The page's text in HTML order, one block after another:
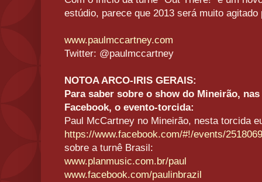
estúdio, parece que 2013 será muito agitado
www.paulmccartney.com
Twitter: @paulmccartney
NOTOA ARCO-IRIS GERAIS:
Para saber sobre o show do Mineirão,
Facebook, o evento-torcida:
Paul McCartney no Mineirão, nesta torcida
https://www.facebook.com/#!/events/
sobre a turnê Brasil:
www.planmusic.com.br/paul
www.facebook.com/paulinbrazil